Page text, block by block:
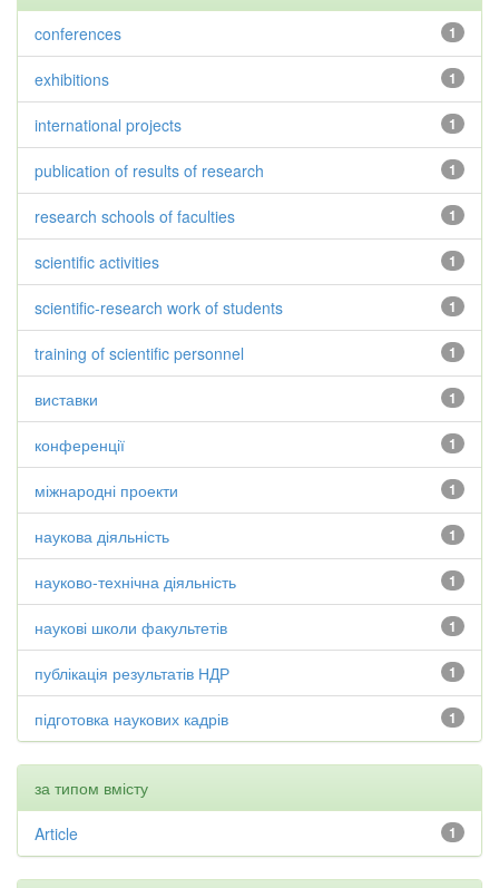
1
conferences
1
exhibitions
1
international projects
1
publication of results of research
1
research schools of faculties
1
scientific activities
1
scientific-research work of students
1
training of scientific personnel
1
виставки
1
конференції
1
міжнародні проекти
1
наукова діяльність
1
науково-технічна діяльність
1
наукові школи факультетів
1
публікація результатів НДР
1
підготовка наукових кадрів
за типом вмісту
1
Article